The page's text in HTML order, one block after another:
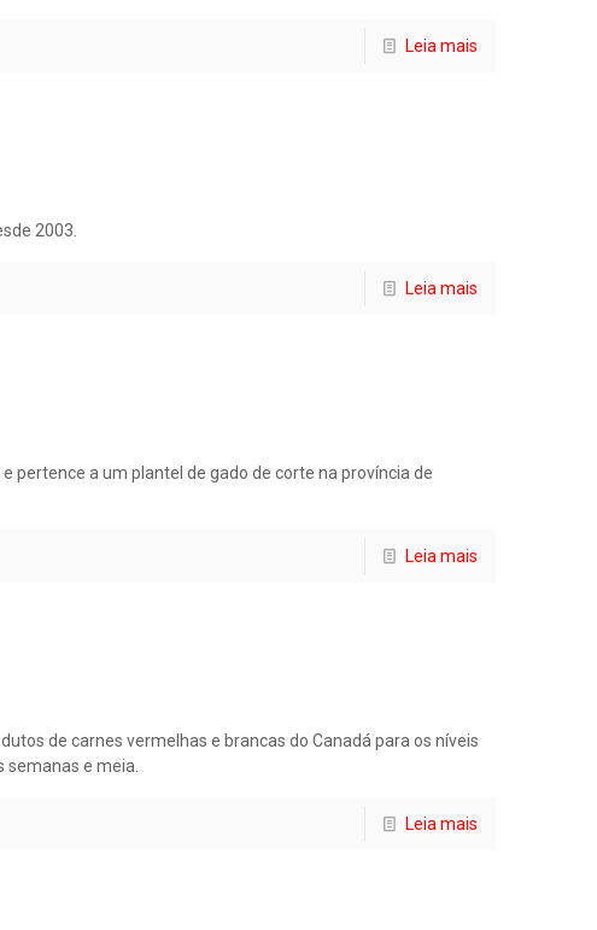
Leia mais
2003.
Leia mais
pertence a um plantel de gado de corte na província de
Leia mais
de carnes vermelhas e brancas do Canadá para os níveis
semanas e meia.
Leia mais